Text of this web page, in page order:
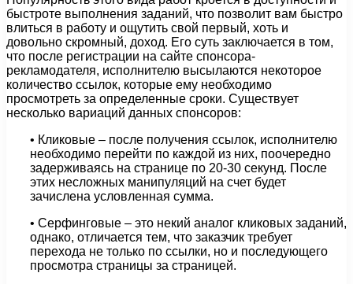
быстроте выполнения заданий, что позволит вам быстро
влиться в работу и ощутить свой первый, хоть и
довольно скромный, доход. Его суть заключается в том,
что после регистрации на сайте спонсора-
рекламодателя, исполнителю высылаются некоторое
количество ссылок, которые ему необходимо
просмотреть за определенные сроки. Существует
несколько вариаций данных спонсоров:
• Кликовые – после получения ссылок, исполнителю
необходимо перейти по каждой из них, поочередно
задерживаясь на странице по 20-30 секунд. После
этих несложных манипуляций на счет будет
зачислена условленная сумма.
• Серфинговые – это некий аналог кликовых заданий,
однако, отличается тем, что заказчик требует
перехода не только по ссылки, но и последующего
просмотра страницы за страницей.